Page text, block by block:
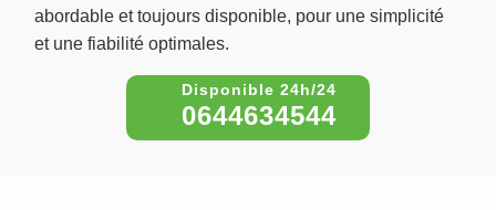
abordable et toujours disponible, pour une simplicité
et une fiabilité optimales.
0644634544